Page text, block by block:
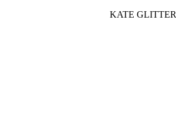
KATE GLITTER